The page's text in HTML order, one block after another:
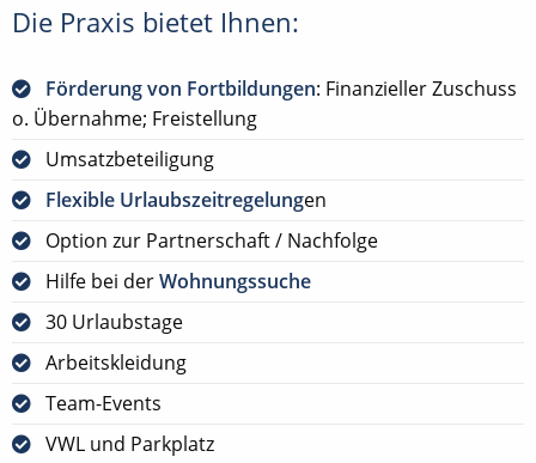
Die Praxis bietet Ihnen:
Förderung von Fortbildungen: Finanzieller Zuschuss
o. Übernahme; Freistellung
Umsatzbeteiligung
Flexible Urlaubszeitregelungen
Option zur Partnerschaft / Nachfolge
Hilfe bei derWohnungssuche
30 Urlaubstage
Arbeitskleidung
Team-Events
VWL und Parkplatz